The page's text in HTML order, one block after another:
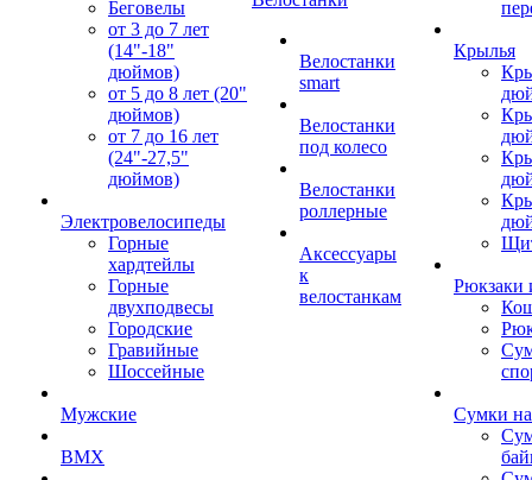
Беговелы
от 3 до 7 лет
(14"-18"
дюймов)
от 5 до 8 лет (20"
дюймов)
от 7 до 16 лет
(24"-27,5"
дюймов)
Электровелосипеды
Горные
хардтейлы
Горные
двухподвесы
Городские
Гравийные
Шоссейные
Мужские
BMX
Велостанки
smart
Велостанки
под колесо
Велостанки
роллерные
Аксессуары
к
велостанкам
Крылья
Рюкзаки
Сумки